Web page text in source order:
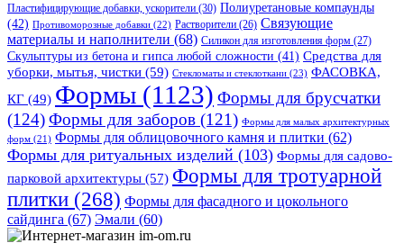
Пластифицирующие добавки, ускорители (30) Полиуретановые компаунды
(42) Противоморозные добавки (22) Растворители (26) Связующие
материалы и наполнители (68) Силикон для изготовления форм (27)
Скульптуры из бетона и гипса любой сложности (41) Средства для
уборки, мытья, чистки (59) Стекломаты и стеклоткани (23) ФАСОВКА,
КГ (49) Формы (1123) Формы для брусчатки
(124)Формы для заборов (121) Формы для малых архитектурных
форм (21) Формы для облицовочного камня и плитки (62)
Формы для ритуальных изделий (103) Формы для садово-
парковой архитектуры (57) Формы для тротуарной
плитки (268) Формы для фасадного и цокольного
сайдинга (67) Эмали (60)